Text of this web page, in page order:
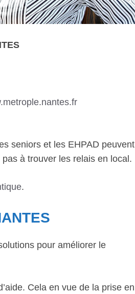
seniors et les EHPAD peuvent
à trouver les relais en local.
.
pour améliorer le
Cela en vue de la prise en